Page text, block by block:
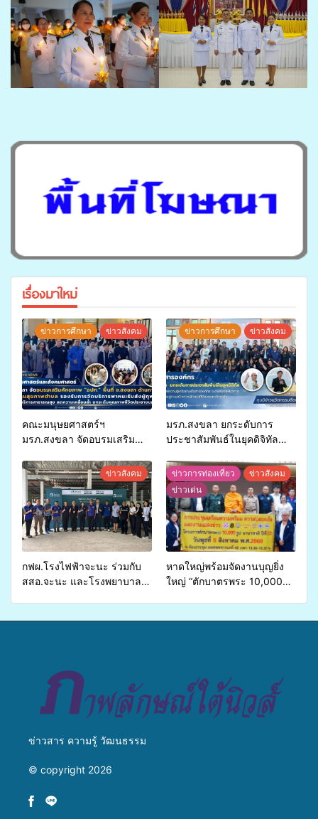
เรื่องมาใหม่
ข่าวการศึกษา ข่าวสังคม
คณะมนุษยศาสตร์ฯ
มรภ.สงขลา จัดอบรมเสริม
จ่ายงบกองทุนสุขภาพตำบล
รองรับการจัดบริการพาหนะรับ
ส่งผู้ทุพพลภาพเพื่อเข้ารับ
บริการสาธารณสุข ลดความ
เหลื่อมล้ำ ยกระดับคุณภาพ
ชีวิตประชาชนอย่างยั่งยืน
ข่าวการศึกษา ข่าวสังคม
มรภ.สงขลา ยกระดับการ
ประชาสัมพันธ์ในยุคดิจิทัล
ข่ายสื่อสารองค์กร ระดมสมอง
วางแนวทางการทำงาน ปูทาง
สู่การสร้างภาพลักษณ์ที่ดีของ
มหาวิทยาลัย
ข่าวสังคม
กฟผ.โรงไฟฟ้าจะนะ ร่วมกับ
สสอ.จะนะ และโรงพยาบาล
ข่าวการท่องเที่ยว
ข่าวสังคม
ข่าวเด่น
หาดใหญ่พร้อมจัดงานบุญยิ่ง
ใหญ่ “ตักบาตรพระ 10,000
ข่าวสาร ความรู้ วัฒนธรรม
© copyright 2026